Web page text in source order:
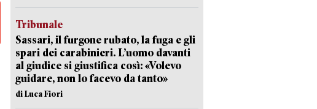
Tribunale
Sassari, il furgone rubato, la fuga e gli
spari dei carabinieri. L’uomo davanti
al giudice si giustifica così: «Volevo
guidare, non lo facevo da tanto»
di Luca Fiori